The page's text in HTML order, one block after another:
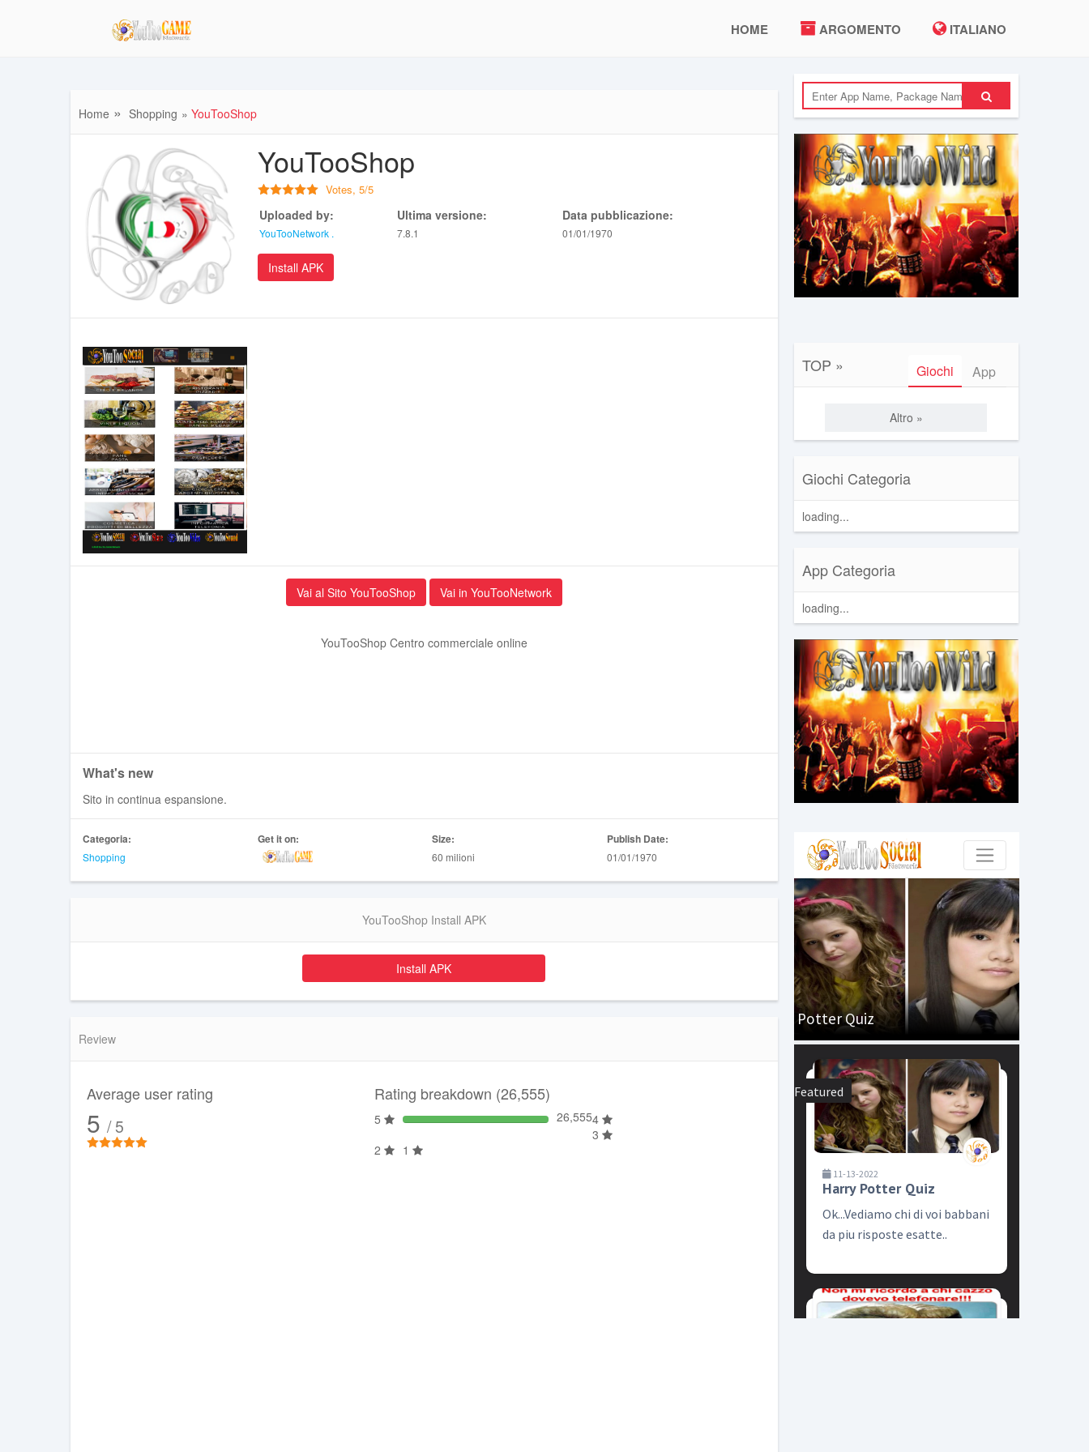
HOME ARGOMENTO ITALIANO
Home Shopping YouTooShop
YouTooShop
Votes, 5/5
Uploaded by: Ultima versione: Data pubblicazione:
YouTooNetwork . 7.8.1 01/01/1970
Install APK
Vai al Sito YouTooShop Vai in YouTooNetwork
YouTooShop Centro commerciale online
What's new
Sito in continua espansione.
Categoria:
Shopping
Get it on: Size:
60 milioni
Publish Date:
01/01/1970
YouTooShop Install APK
Install APK
Review
Average user rating
5 / 5
Rating breakdown (26,555)
5 26,5554
3
2
1
TOP » Giochi App
Altro »
Giochi Categoria
loading...
App Categoria
loading...